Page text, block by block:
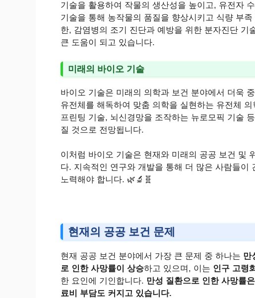
기술을 활용하여 작물의 생산성을 높이고, 유전자
기술을 통해 농작물의 품질을 향상시키고 식량 부
한, 감염병의 조기 진단과 예방을 위한 분자진단 기
큰 도움이 되고 있습니다.
미래의 바이오 기술
바이오 기술은 미래의 의학과 보건 분야에서 더욱
유전체를 해독하여 맞춤 의학을 실현하는 유전체
프린팅 기술, 뇌신경망을 조작하는 뉴로모픽 기술
질 것으로 전망됩니다.
이처럼 바이오 기술은 현재와 미래의 공공 보건 및
다. 지속적인 연구와 개발을 통해 더 많은 사람들이
노력해야 합니다. 🌿🔬🧬
현재의 공공 보건 문제
현재 공공 보건 분야에서 가장 큰 문제 중 하나는 만
로 인한 사망률이 상승하고 있으며, 이는 인구 고령
한 요인에 기인합니다. 만성 질환으로 인한 사망률
료비 부담도 커지고 있습니다.